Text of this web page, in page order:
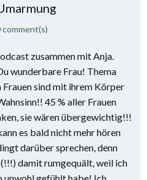
comment(s)
zusammen mit Anja.
wunderbare Frau! Thema
Frauen sind mit ihrem Körper
45 % aller Frauen
sie wären übergewichtig!!!
es bald nicht mehr hören
darüber sprechen, denn
damit rumgequält, weil ich